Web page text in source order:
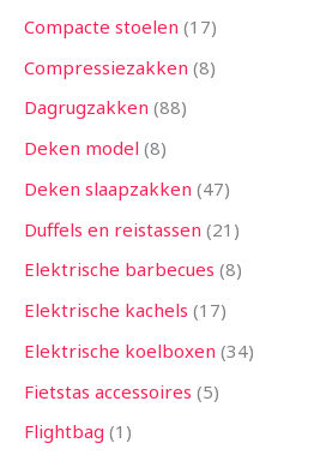
Compacte stoelen 17
Compressiezakken 8
Dagrugzakken 88
Deken model 8
Deken slaapzakken 47
Duffels en reistassen 21
Elektrische barbecues 8
Elektrische kachels 17
Elektrische koelboxen 34
Fietstas accessoires 5
Flightbag 1